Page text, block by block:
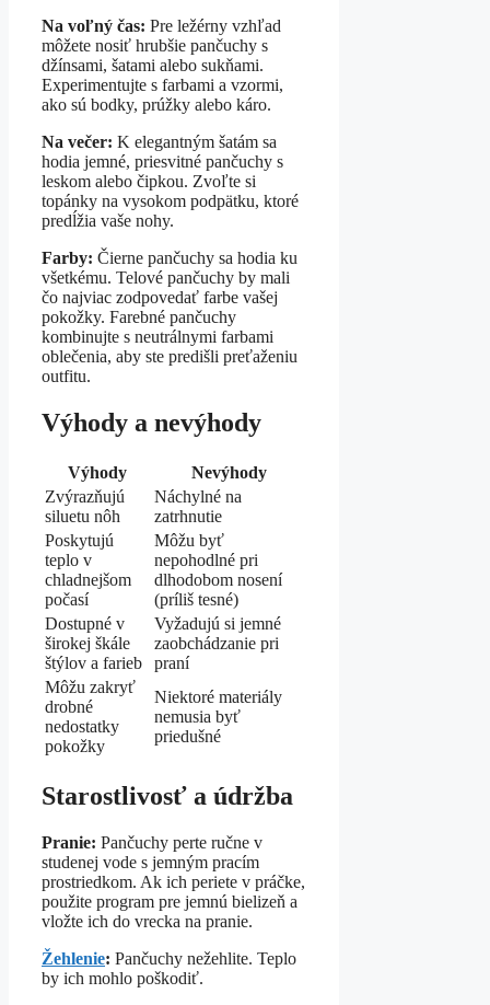
Na voľný čas: Pre ležérny vzhľad
môžete nosiť hrubšie pančuchy s
džínsami, šatami alebo sukňami.
Experimentujte s farbami a vzormi,
ako sú bodky, prúžky alebo káro.
Na večer: K elegantným šatám sa
hodia jemné, priesvitné pančuchy s
leskom alebo čipkou. Zvoľte si
topánky na vysokom podpätku, ktoré
predĺžia vaše nohy.
Farby: Čierne pančuchy sa hodia ku
všetkému. Telové pančuchy by mali
čo najviac zodpovedať farbe vašej
pokožky. Farebné pančuchy
kombinujte s neutrálnymi farbami
oblečenia, aby ste predišli preťaženiu
outfitu.
Výhody a nevýhody
Výhody
Nevýhody
Zvýrazňujú
siluetu nôh
Náchylné na
zatrhnutie
Poskytujú
teplo v
chladnejšom
počasí
Môžu byť
nepohodlné pri
dlhodobom nosení
(príliš tesné)
Dostupné v
širokej škále
štýlov a farieb
Vyžadujú si jemné
zaobchádzanie pri
praní
Môžu zakryť
drobné
nedostatky
pokožky
Niektoré materiály
nemusia byť
priedušné
Starostlivosť a údržba
Pranie: Pančuchy perte ručne v
studenej vode s jemným pracím
prostriedkom. Ak ich periete v práčke,
použite program pre jemnú bielizeň a
vložte ich do vrecka na pranie.
Žehlenie: Pančuchy nežehlite. Teplo
by ich mohlo poškodiť.